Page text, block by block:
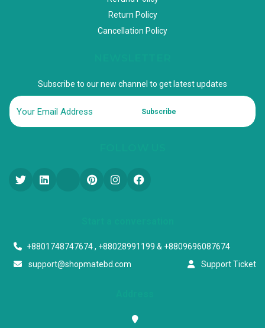
Return Policy
Cancellation Policy
Subscribe to our new channel to get latest updates
Subscribe
+8801748747674 , +88028991199 & +8809696087674
support@shopmatebd.com
Support Ticket